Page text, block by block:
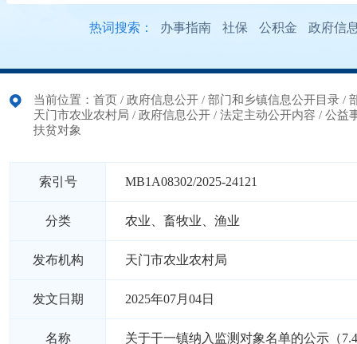
热词搜索： 办事指南 社保 公积金 政府信
当前位置： 首页 / 政府信息公开 / 部门和乡镇信息公开目录 /
天门市农业农村局 / 政府信息公开 / 法定主动公开内容 / 公益
扶贫对象
索引号 MB1A08302/2025-24121
分类 农业、畜牧业、渔业
发布机构 天门市农业农村局
发文日期 2025年07月04日
名称 关于干一镇纳入监测对象名单的公示（